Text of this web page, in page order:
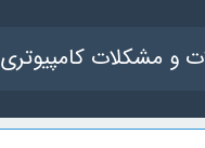
و مشکلات کامپیوتری